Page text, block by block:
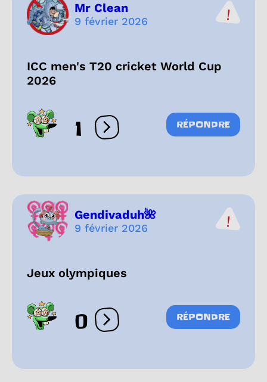
Mr Clean
9 février 2026
ICC men's T20 cricket World Cup
2026
1 Ouvrir les réactions
RÉPONDRE
Gendivaduh🌺
9 février 2026
Jeux olympiques
0 Ouvrir les réactions
RÉPONDRE